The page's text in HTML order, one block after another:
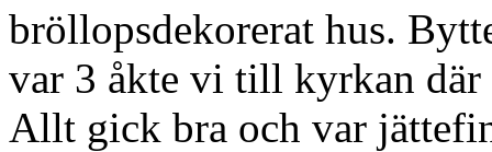
bröllopsdekorerat hus.
var 3 åkte vi till kyrkan där
Allt gick bra och var